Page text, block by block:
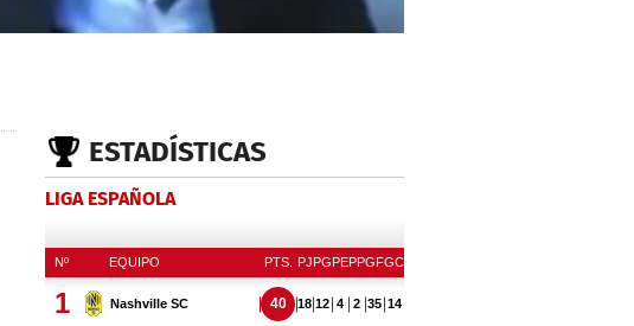
ESTADÍSTICAS
LIGA ESPAÑOLA